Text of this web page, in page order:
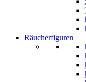
Räucherfiguren